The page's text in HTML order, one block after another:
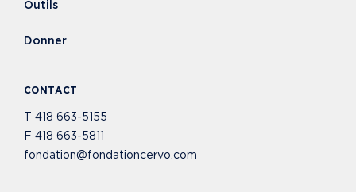
Outils
Donner
CONTACT
418 663-5155
F 418 663-5811
fondation@fondationcervo.com